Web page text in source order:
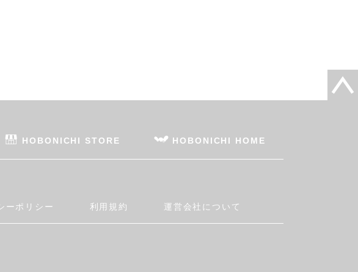
HOBONICHI STORE HOBONICHI HOME
ーポリシー 利用規約 運営会社について